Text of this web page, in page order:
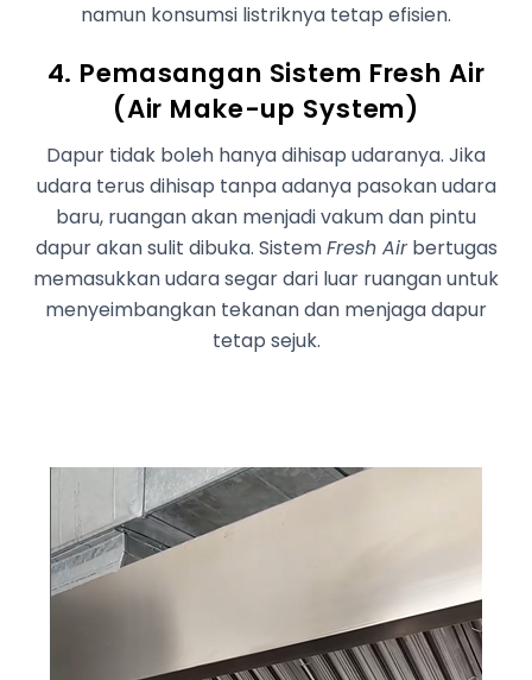
namun konsumsi listriknya tetap efisien.
4. Pemasangan Sistem Fresh Air
(Air Make-up System)
Dapur tidak boleh hanya dihisap udaranya. Jika
udara terus dihisap tanpa adanya pasokan udara
baru, ruangan akan menjadi vakum dan pintu
dapur akan sulit dibuka. SistemFresh Airbertugas
memasukkan udara segar dari luar ruangan untuk
menyeimbangkan tekanan dan menjaga dapur
tetap sejuk.